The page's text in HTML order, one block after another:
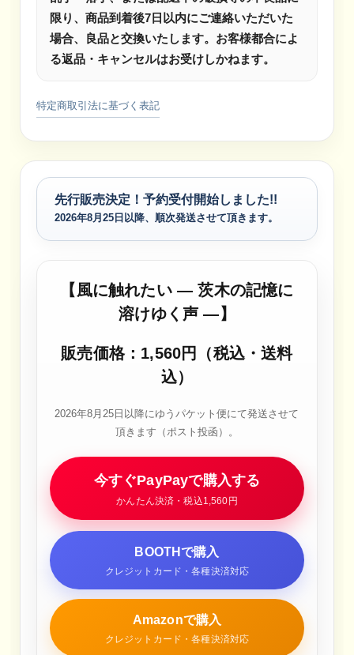
限り、商品到着後7日以内にご連絡いただいた
場合、良品と交換いたします。お客様都合によ
る返品・キャンセルはお受けしかねます。
特定商取引法に基づく表記
先行販売決定！予約受付開始しました!!
2026年8月25日以降、順次発送させて頂きます。
【風に触れたい ― 茨木の記憶に
溶けゆく声 ―】
販売価格：1,560円（税込・送料
込）
2026年8月25日以降にゆうパケット便にて発送させて
頂きます（ポスト投函）。
今すぐPayPayで購入する
かんたん決済・税込1,560円
BOOTHで購入
クレジットカード・各種決済対応
Amazonで購入
クレジットカード・各種決済対応